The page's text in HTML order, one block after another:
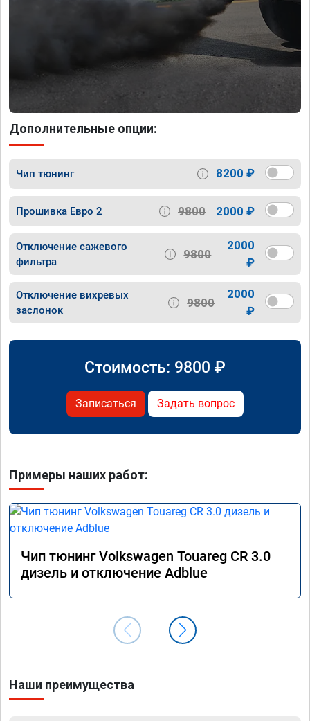
Дополнительные опции:
Чип тюнинг 8200 ₽
Прошивка Евро 2 9800 2000 ₽
Отключение сажевого
фильтра
9800
2000
₽
Отключение вихревых
заслонок
9800
2000
₽
Стоимость: 9800 ₽
Записаться Задать вопрос
Примеры наших работ:
Чип тюнинг Volkswagen Touareg CR 3.0
дизель и отключение Adblue
Наши преимущества